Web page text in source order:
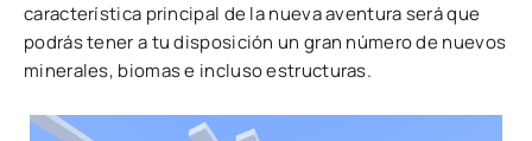
característica principal de la nueva aventura será que
podrás tener a tu disposición un gran número de nuevos
minerales, biomas e incluso estructuras.